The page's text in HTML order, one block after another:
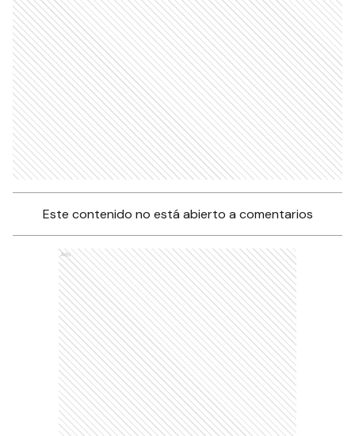
Este contenido no está abierto a comentarios
Ads